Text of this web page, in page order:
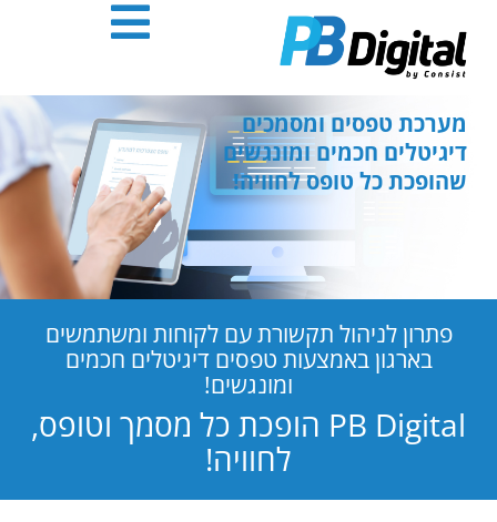
אנטר
מערכת טפסים ומסמכים
דיגיטלים חכמים ומונגשים
שהופכת כל טופס לחוויה!
פתרון לניהול תקשורת עם לקוחות ומשתמשים
בארגון באמצעות טפסים דיגיטלים חכמים
ומונגשים!
PB Digital הופכת כל מסמך וטופס,
לחוויה!